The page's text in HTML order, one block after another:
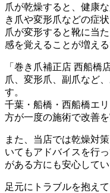
爪が乾燥すると、健康
き爪や変形爪などの症
爪が変形すると靴に当
感を覚えることが増える
「巻き爪補正店 西船橋
爪、変形爪、副爪など
す。
千葉・船橋・西船橋エ
方が一度の施術で改善
また、当店では乾燥対
いてもアドバイスを行
がある方にも安心してい
足元にトラブルを抱え